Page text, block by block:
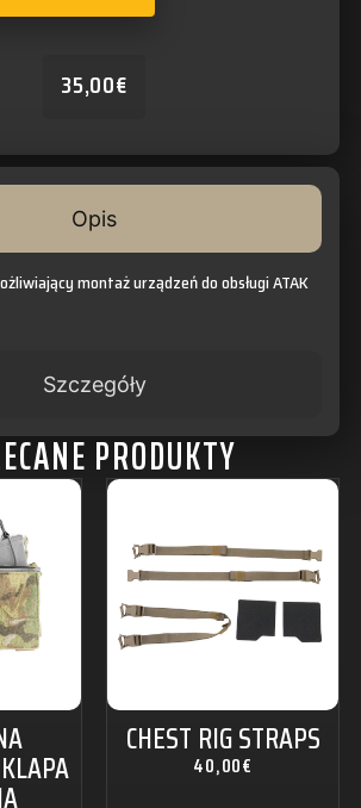
35,00€
Opis
Szczegóły
montaż urządzeń do obsługi ATAK
PRODUKTY
CHEST RIG STRAPS
40,00€